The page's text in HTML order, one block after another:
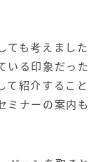
ても考えました
いる印象だった
て紹介すること
ミナーの案内も